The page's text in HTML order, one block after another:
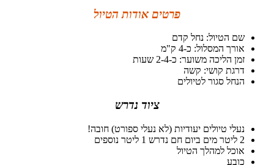
פרטים אודות הטיול
שם הטיול: נחל קדם
אורך המסלול: כ-4 ק"מ
זמן הליכה משוער: כ-2-4 שעות
דרגת קושי: קשה
הנחל סגור לטיולים
ציוד נדרש
נעלי טיולים יעודיות (לא נעלי ספורט) חובה!
2 ליטר מים ביום חם נדרש 1 ליטר נוספים
אוכל למהלך הטיול
כובע